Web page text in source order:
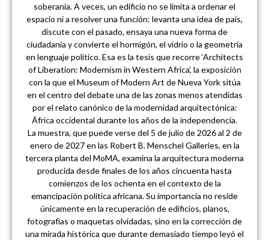
soberanía. A veces, un edificio no se limita a ordenar el
espacio ni a resolver una función: levanta una idea de país,
discute con el pasado, ensaya una nueva forma de
ciudadanía y convierte el hormigón, el vidrio o la geometría
en lenguaje político. Esa es la tesis que recorre ‘Architects
of Liberation: Modernism in Western Africa’, la exposición
con la que el Museum of Modern Art de Nueva York sitúa
en el centro del debate una de las zonas menos atendidas
por el relato canónico de la modernidad arquitectónica:
África occidental durante los años de la independencia.
La muestra, que puede verse del 5 de julio de 2026 al 2 de
enero de 2027 en las Robert B. Menschel Galleries, en la
tercera planta del MoMA, examina la arquitectura moderna
producida desde finales de los años cincuenta hasta
comienzos de los ochenta en el contexto de la
emancipación política africana. Su importancia no reside
únicamente en la recuperación de edificios, planos,
fotografías o maquetas olvidadas, sino en la corrección de
una mirada histórica que durante demasiado tiempo leyó el